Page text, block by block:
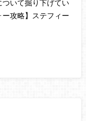
いて掘り下げてい
攻略】ステフィー